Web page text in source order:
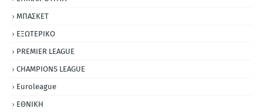
ΜΠΑΣΚΕΤ
ΕΞΩΤΕΡΙΚΟ
PREMIER LEAGUE
CHAMPIONS LEAGUE
Euroleague
ΕΘΝΙΚΗ